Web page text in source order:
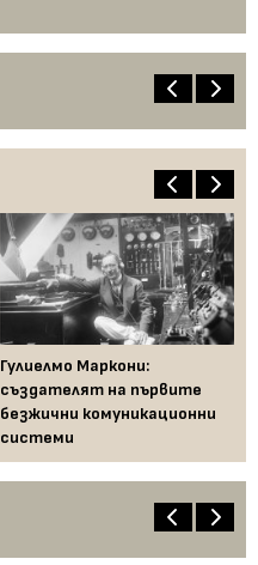
Гулиелмо Маркони:
създателят на първите
безжични комуникационни
системи